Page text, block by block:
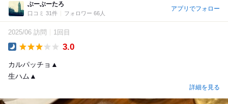
ぶーぶーたろ
口コミ 31件 フォロワー 66人
アプリでフォロー
2025/06 訪問 1回目
3.0
カルパッチョ▲
生ハム▲
詳細を見る